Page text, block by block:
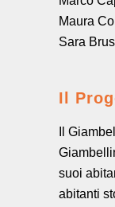
Maura
Sara
Il
Il
suoi
abitanti